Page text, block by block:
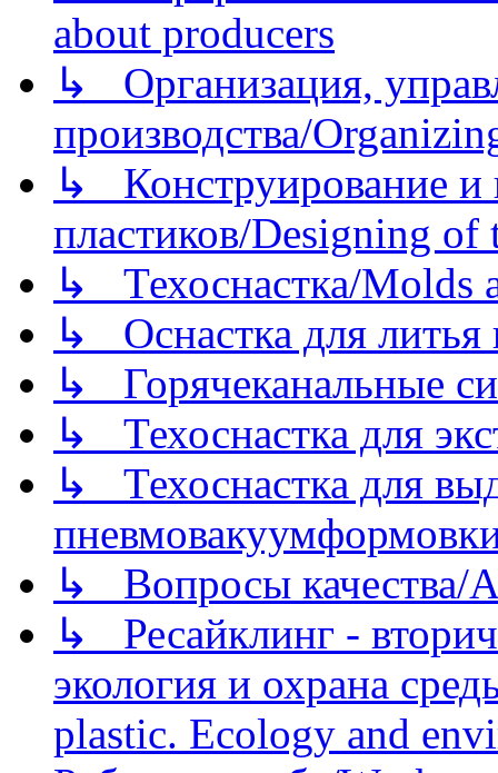
about producers
↳ Организация,
производства/
↳ Конструирование и
пластиков/Designing of
↳ Техоснастка/Molds
↳ Оснастка для литья
↳ Горячеканальные
↳ Техоснастка для
↳ Техоснастка для
↳ Вопросы качества/
↳ Ресайклинг -
экология и охрана
plastic. Ecology and